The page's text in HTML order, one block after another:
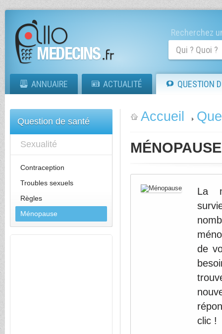
Recherchez
ANNUAIRE ACTUALITÉ QUESTION
Question de santé
Sexualité
Contraception
Troubles sexuels
Règles
Ménopause
Accueil
MÉNOPAUSE
La
de
clic !